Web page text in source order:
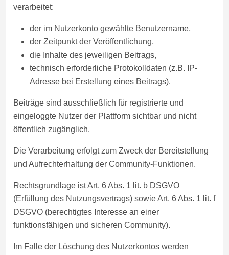
verarbeitet:
der im Nutzerkonto gewählte Benutzername,
der Zeitpunkt der Veröffentlichung,
die Inhalte des jeweiligen Beitrags,
technisch erforderliche Protokolldaten (z.B. IP-
Adresse bei Erstellung eines Beitrags).
Beiträge sind ausschließlich für registrierte und
eingeloggte Nutzer der Plattform sichtbar und nicht
öffentlich zugänglich.
Die Verarbeitung erfolgt zum Zweck der Bereitstellung
und Aufrechterhaltung der Community-Funktionen.
Rechtsgrundlage ist Art. 6 Abs. 1 lit. b DSGVO
(Erfüllung des Nutzungsvertrags) sowie Art. 6 Abs. 1 lit. f
DSGVO (berechtigtes Interesse an einer
funktionsfähigen und sicheren Community).
Im Falle der Löschung des Nutzerkontos werden